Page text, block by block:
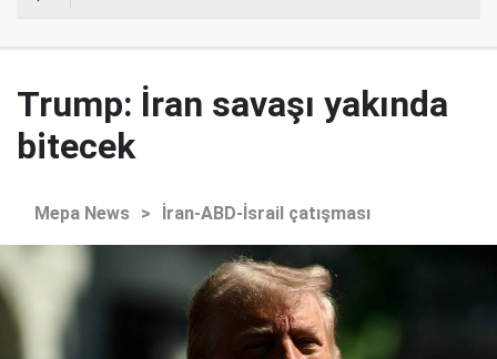
Trump: İran savaşı yakında
bitecek
Mepa News > İran-ABD-İsrail çatışması